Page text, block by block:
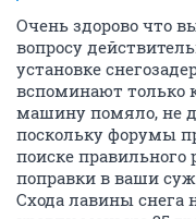
Очень здорово что
вопросу
установке
вспоминают только
машину помяло, не
поскольку форумы
поиске правильного
поправки в ваши
Схода лавины снега